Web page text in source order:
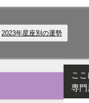
2023年星座別の運勢
こ
専門